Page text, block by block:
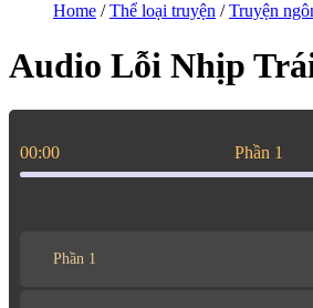
Home /Thể loại truyện /Truyện
Audio Lỗi Nhịp
00:00 Phần 1
Phần 1